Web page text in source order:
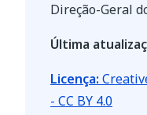
Direção-Geral
Última
Licença:
- CC BY 4.0